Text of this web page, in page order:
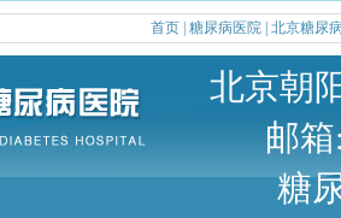
首页 糖尿病医院 北京糖尿
区甜水园东
邮箱
咨询